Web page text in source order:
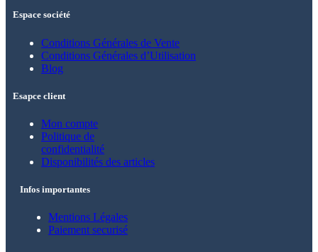
Espace société
Conditions Générales de Vente
Conditions Générales d’Utilisation
Blog
Esapce client
Mon compte
Politique de
confidentialité
Disponibilités des articles
Infos importantes
Mentions Légales
Paiement securisé